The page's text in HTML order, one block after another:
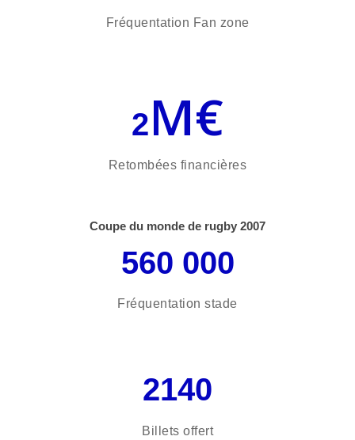
Fréquentation Fan zone
2M€
Retombées financières
Coupe du monde de rugby 2007
560 000
Fréquentation stade
2140
Billets offert